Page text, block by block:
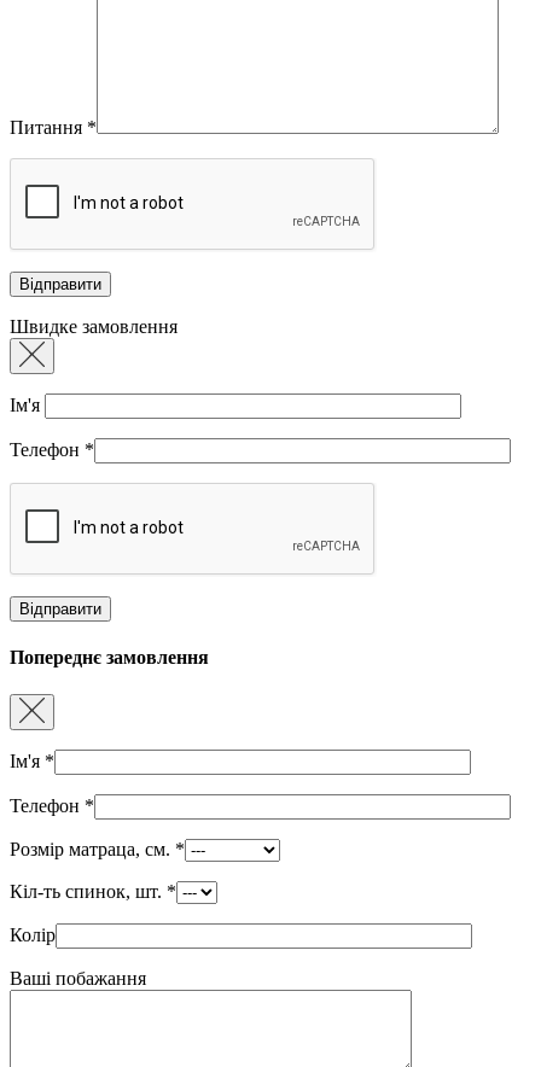
Питання *
Швидке замовлення
Ім'я
Телефон *
Попереднє замовлення
Ім'я *
Телефон *
Розмір матраца, см. *
Кіл-ть спинок, шт. *
Колір
Ваші побажання